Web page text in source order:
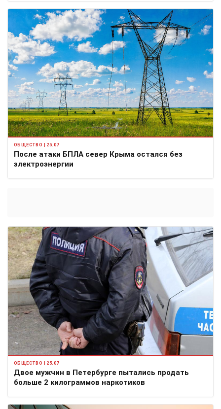
ОБЩЕСТВО | 25.07
После атаки БПЛА север Крыма остался без
электроэнергии
ОБЩЕСТВО | 25.07
Двое мужчин в Петербурге пытались продать
больше 2 килограммов наркотиков